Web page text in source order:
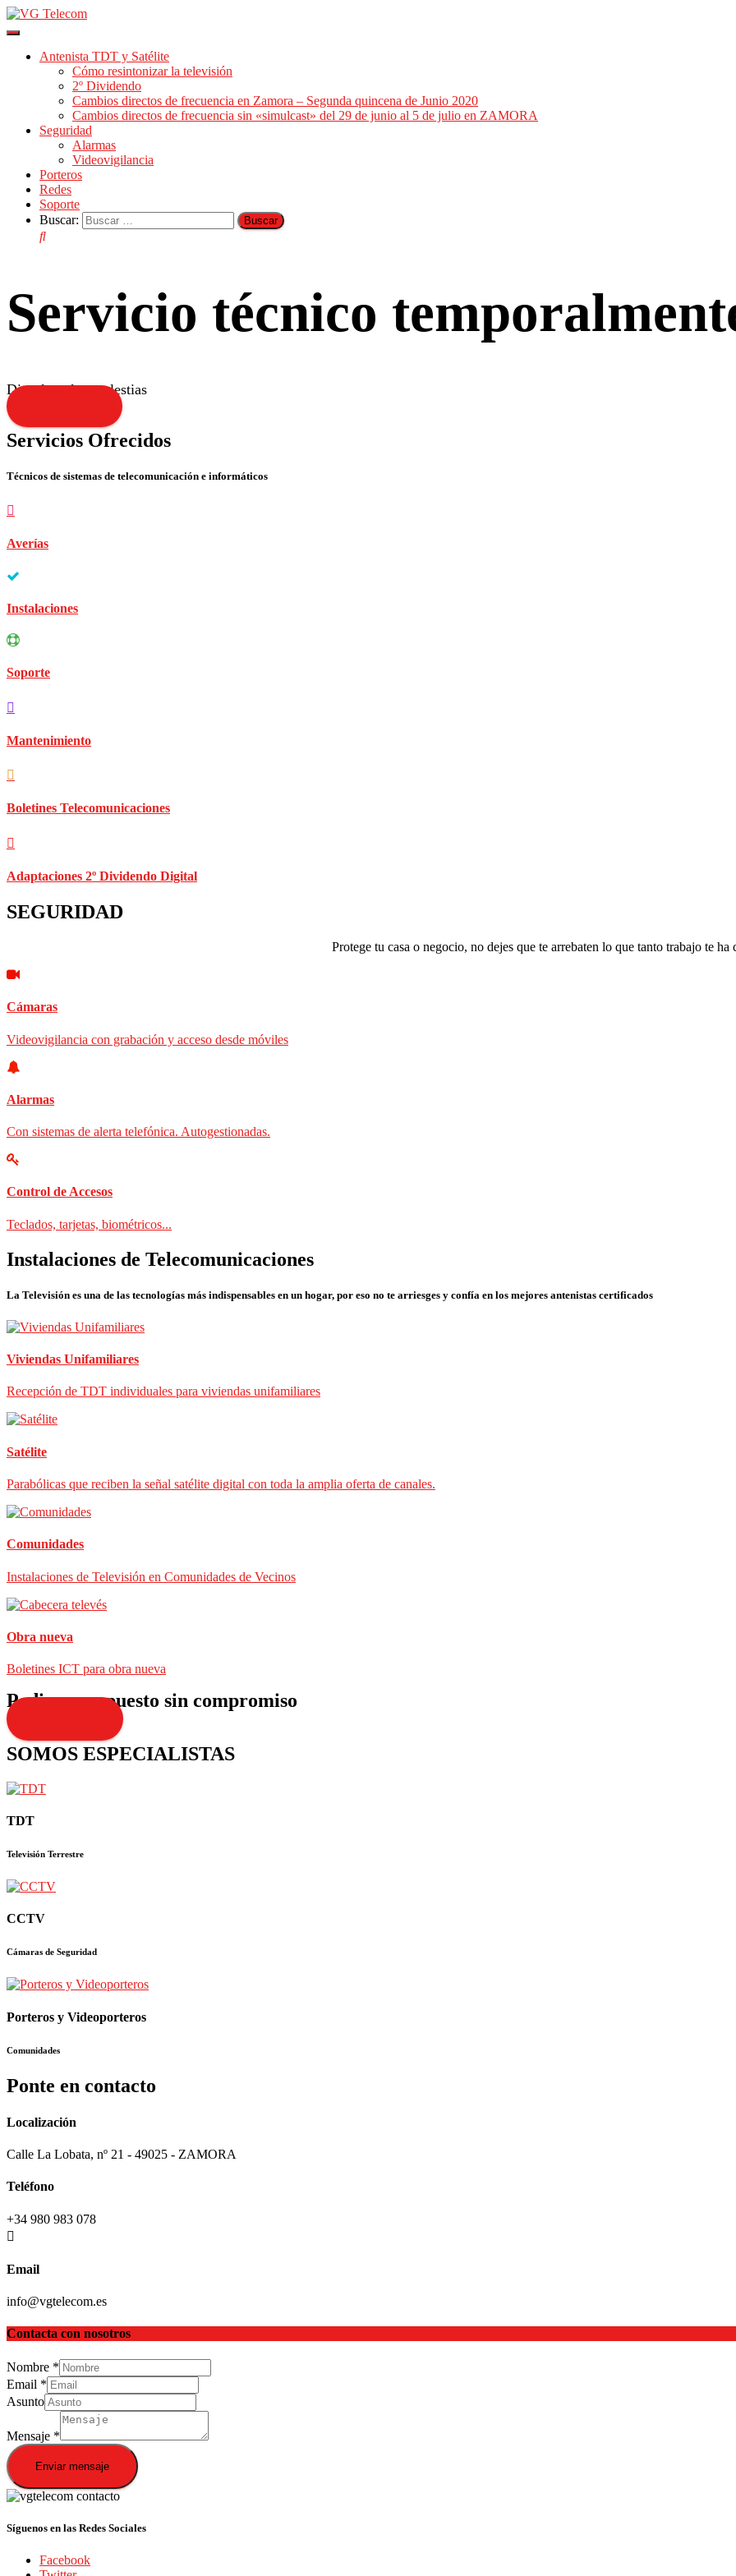
Cambiar
navegación
Antenista TDT y Satélite
Cómo resintonizar la televisión
2º Dividendo
Cambios directos de frecuencia en Zamora – Segunda quincena de Junio 2020
Cambios directos de frecuencia sin «simulcast» del 29 de junio al 5 de julio en ZAMORA
Seguridad
Alarmas
Videovigilancia
Porteros
Redes
Soporte
Buscar:
Servicio técnico
Disculpen las molestias
Servicios Ofrecidos
Técnicos de sistemas de telecomunicación e informáticos
Averías
Instalaciones
Soporte
Mantenimiento
Boletines Telecomunicaciones
Adaptaciones 2º Dividendo Digital
SEGURIDAD
Protege tu casa o negocio, no dejes que te arrebaten lo que tanto trabajo te ha
Cámaras
Videovigilancia con grabación y acceso desde móviles
Alarmas
Con sistemas de alerta telefónica. Autogestionadas.
Control de Accesos
Teclados, tarjetas, biométricos...
Instalaciones de Telecomunicaciones
La Televisión es una de las tecnologías más indispensables en un hogar, por eso no te arriesges y confía en los mejores antenistas certificados
Viviendas Unifamiliares
Recepción de TDT individuales para viviendas unifamiliares
Satélite
Parabólicas que reciben la señal satélite digital con toda la amplia oferta de canales.
Comunidades
Instalaciones de Televisión en Comunidades de Vecinos
Obra nueva
Boletines ICT para obra nueva
Pedir presupuesto sin compromiso
SOMOS ESPECIALISTAS
TDT
Televisión Terrestre
CCTV
Cámaras de Seguridad
Porteros y Videoporteros
Comunidades
Ponte en contacto
Localización
Calle La Lobata, nº 21 - 49025 - ZAMORA
Teléfono
+34 980 983 078
Email
info@vgtelecom.es
Contacta con nosotros
Nombre *
Email *
Asunto
Mensaje *
Enviar mensaje
Síguenos en las Redes Sociales
Facebook